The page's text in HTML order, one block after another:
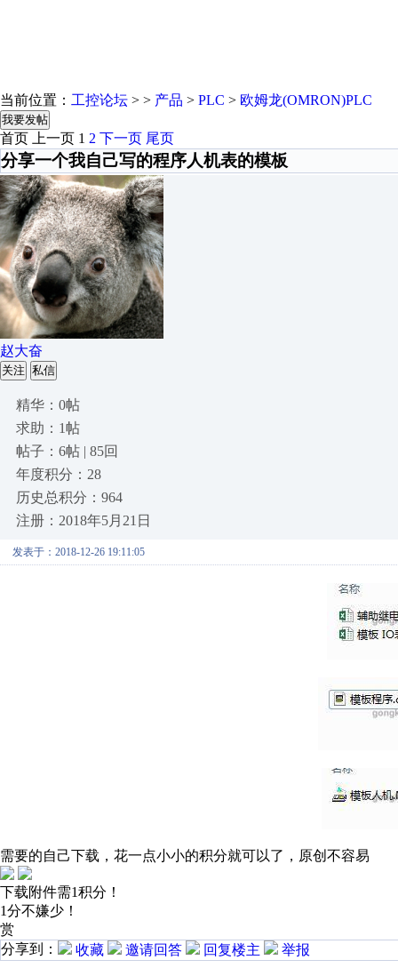
当前位置： 工控论坛 > > 产品 > PLC > 欧姆龙(OMRON)PLC
我要发帖
首页 上一页 1 2 下一页 尾页
分享一个我自己写的程序人机表的模板
赵大奋
关注 私信
精华：0帖
求助：1帖
帖子：6帖 | 85回
年度积分：28
历史总积分：964
注册：2018年5月21日
发表于：2018-12-26 19:11:05
需要的自己下载，花一点小小的积分就可以了，原创不容易
下载附件需1积分！
1分不嫌少！
赏
分享到：
收藏 邀请回答 回复楼主 举报